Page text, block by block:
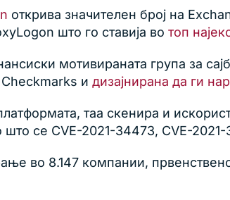
открива значителен број на
што го ставија во топ
мотивираната група за
и дизајнирана да ги
таа скенира и
се CVE-2021-34473, CVE-2021-
во 8.147 компании,